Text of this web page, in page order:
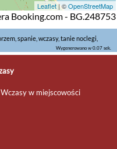
Leaflet| ©OpenStreetMap
Booking.com - BG.248753
spanie, wczasy, tanie noclegi,
Wygenerowano w 0.07 sek.
Wczasy w miejscowości